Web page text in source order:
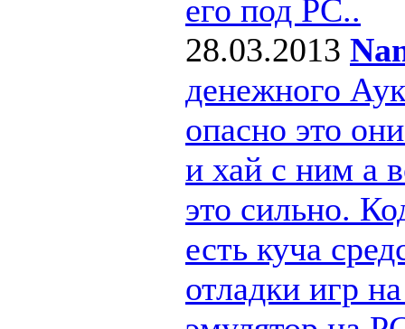
его под РС..
28.03.2013
денежного
опасно это
и хай с ним а
это сильно.
есть куча
отладки игр